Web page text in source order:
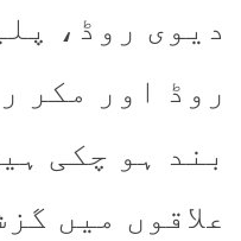
دیوی روڈ،
روڈ اور مکر
بند ہو چکی